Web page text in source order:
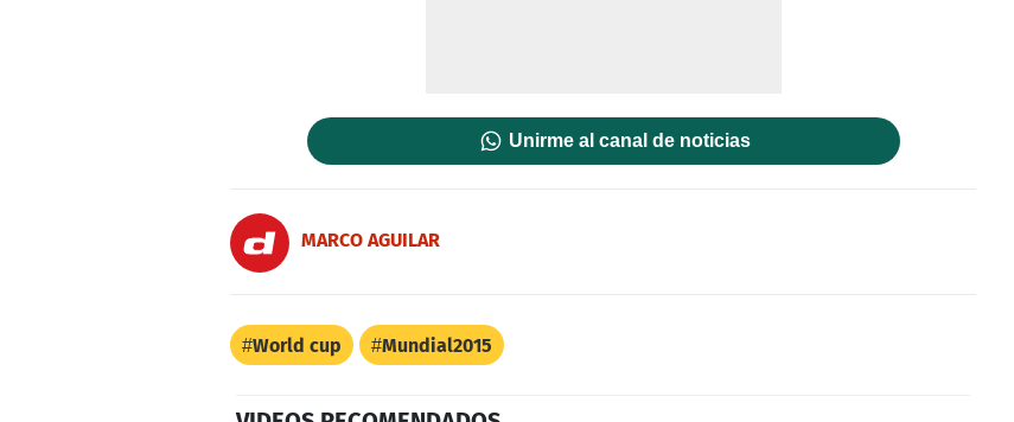
Unirme al canal de noticias
MARCO AGUILAR
World cup Mundial2015